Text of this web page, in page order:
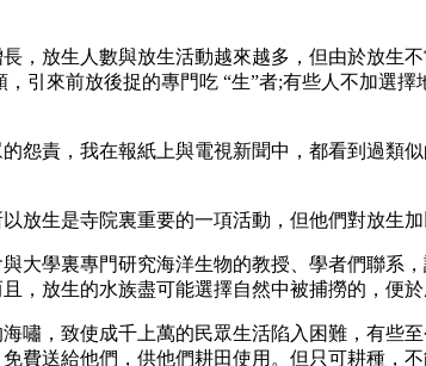
放生人數與放生活動越來越多，但由於放生
引來前放後捉的專門吃 “生”者;有些人不加選
責，我在報紙上與電視新聞中，都看到過類
生是寺院裏重要的一項活動，但他們對放生加
學裏專門研究海洋生物的教授、學者們聯系
，放生的水族盡可能選擇自然中被捕撈的，便
，致使成千上萬的民眾生活陷入困難，有些
費送給他們，供他們耕田使用。但只可耕種，